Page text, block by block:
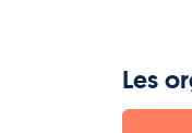
Les